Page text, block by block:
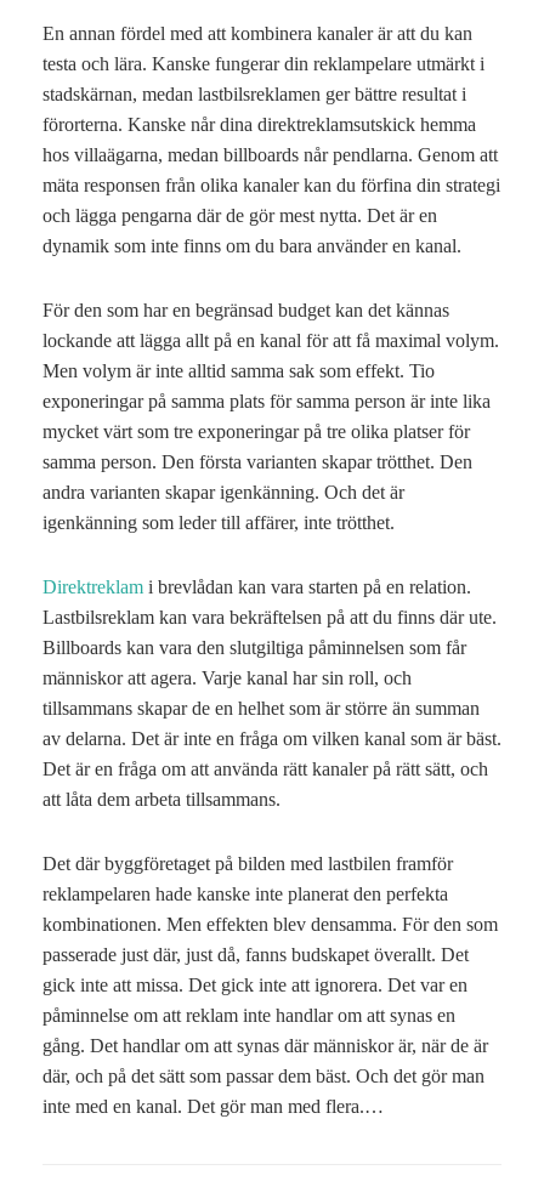
En annan fördel med att kombinera kanaler är att du kan
testa och lära. Kanske fungerar din reklampelare utmärkt i
stadskärnan, medan lastbilsreklamen ger bättre resultat i
förorterna. Kanske når dina direktreklamsutskick hemma
hos villaägarna, medan billboards når pendlarna. Genom att
mäta responsen från olika kanaler kan du förfina din strategi
och lägga pengarna där de gör mest nytta. Det är en
dynamik som inte finns om du bara använder en kanal.
För den som har en begränsad budget kan det kännas
lockande att lägga allt på en kanal för att få maximal volym.
Men volym är inte alltid samma sak som effekt. Tio
exponeringar på samma plats för samma person är inte lika
mycket värt som tre exponeringar på tre olika platser för
samma person. Den första varianten skapar trötthet. Den
andra varianten skapar igenkänning. Och det är
igenkänning som leder till affärer, inte trötthet.
Direktreklam i brevlådan kan vara starten på en relation.
Lastbilsreklam kan vara bekräftelsen på att du finns där ute.
Billboards kan vara den slutgiltiga påminnelsen som får
människor att agera. Varje kanal har sin roll, och
tillsammans skapar de en helhet som är större än summan
av delarna. Det är inte en fråga om vilken kanal som är bäst.
Det är en fråga om att använda rätt kanaler på rätt sätt, och
att låta dem arbeta tillsammans.
Det där byggföretaget på bilden med lastbilen framför
reklampelaren hade kanske inte planerat den perfekta
kombinationen. Men effekten blev densamma. För den som
passerade just där, just då, fanns budskapet överallt. Det
gick inte att missa. Det gick inte att ignorera. Det var en
påminnelse om att reklam inte handlar om att synas en
gång. Det handlar om att synas där människor är, när de är
där, och på det sätt som passar dem bäst. Och det gör man
inte med en kanal. Det gör man med flera.…